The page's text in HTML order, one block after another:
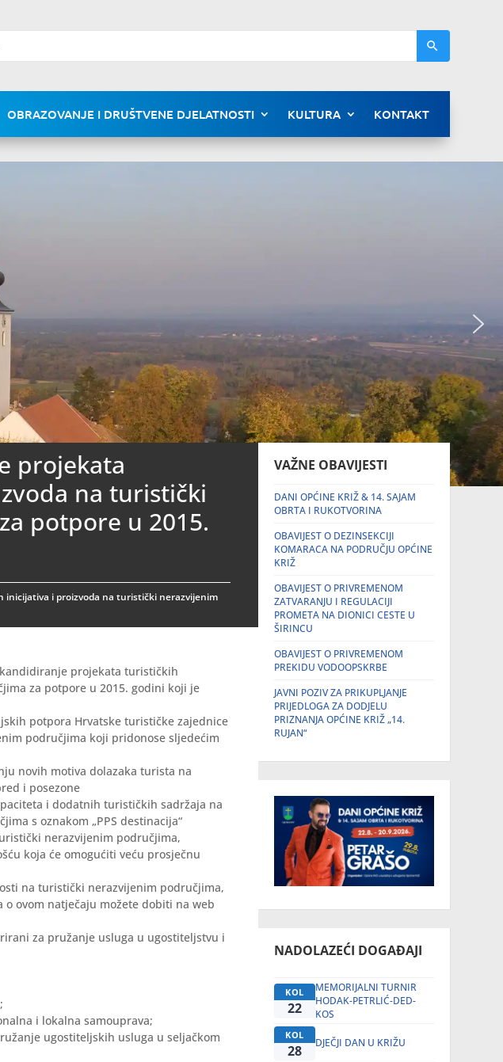
OBRAZOVANJE I DRUŠTVENE DJELATNOSTI KULTURA KONTAKT
projekata
na turistički
potpore u 2015.
inicijativa i proizvoda na turistički nerazvijenim
projekata turističkih
za potpore u 2015. godini koji je
potpora Hrvatske turističke zajednice
područjima koji pridonose sljedećim
novih motiva dolazaka turista na
i posezone
i dodatnih turističkih sadržaja na
s oznakom „PPS destinacija“
nerazvijenim područjima,
koja će omogućiti veću prosječnu
na turistički nerazvijenim područjima,
ovom natječaju možete dobiti na web
za pružanje usluga u ugostiteljstvu i
i lokalna samouprava;
ugostiteljskih usluga u seljačkom
VAŽNE OBAVIJESTI
DANI OPĆINE KRIŽ & 14. SAJAM
OBRTA I RUKOTVORINA
OBAVIJEST O DEZINSEKCIJI
KOMARACA NA PODRUČJU OPĆINE
KRIŽ
OBAVIJEST O PRIVREMENOM
ZATVARANJU I REGULACIJI
PROMETA NA DIONICI CESTE U
ŠIRINCU
OBAVIJEST O PRIVREMENOM
PREKIDU VODOOPSKRBE
JAVNI POZIV ZA PRIKUPLJANJE
PRIJEDLOGA ZA DODJELU
PRIZNANJA OPĆINE KRIŽ „14.
RUJAN“
NADOLAZEĆI DOGAĐAJI
KOL
22
MEMORIJALNI TURNIR
HODAK-PETRLIĆ-DED-
KOS
KOL
28 DJEČJI DAN U KRIŽU